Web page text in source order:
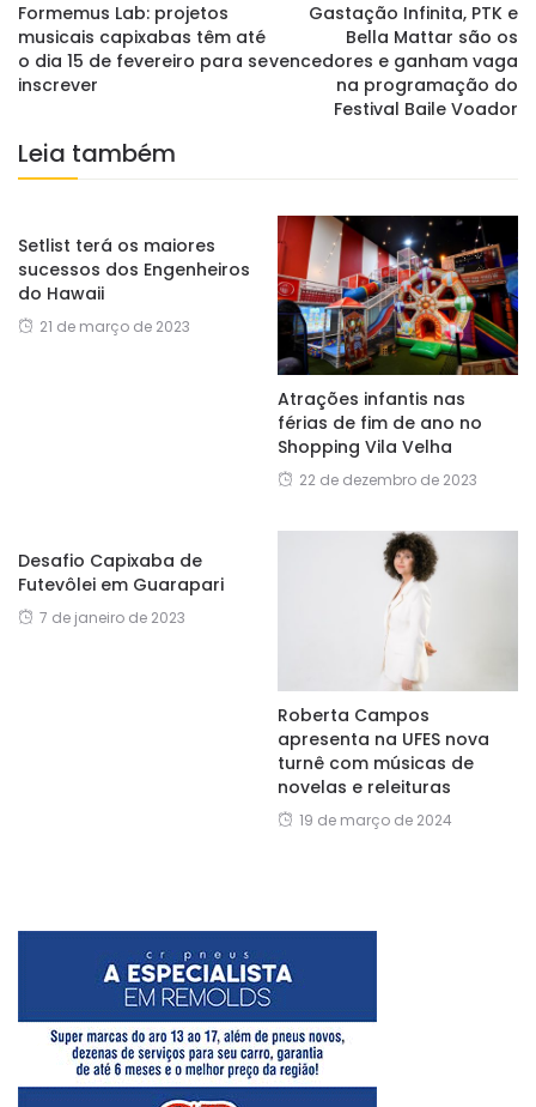
Formemus Lab: projetos
musicais capixabas têm até
o dia 15 de fevereiro para se
inscrever
Gastação Infinita, PTK e
Bella Mattar são os
vencedores e ganham vaga
na programação do
Festival Baile Voador
Leia também
Setlist terá os maiores
sucessos dos Engenheiros
do Hawaii
21 de março de 2023
Atrações infantis nas
férias de fim de ano no
Shopping Vila Velha
22 de dezembro de 2023
Desafio Capixaba de
Futevôlei em Guarapari
7 de janeiro de 2023
Roberta Campos
apresenta na UFES nova
turnê com músicas de
novelas e releituras
19 de março de 2024